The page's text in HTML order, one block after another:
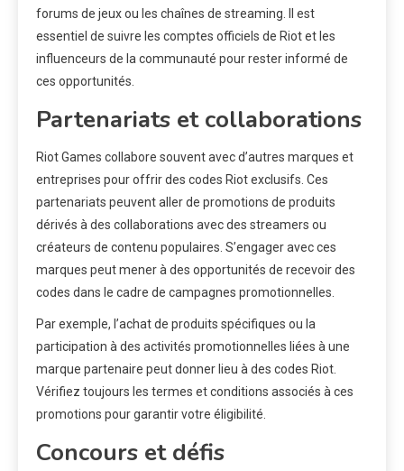
forums de jeux ou les chaînes de streaming. Il est
essentiel de suivre les comptes officiels de Riot et les
influenceurs de la communauté pour rester informé de
ces opportunités.
Partenariats et collaborations
Riot Games collabore souvent avec d’autres marques et
entreprises pour offrir des codes Riot exclusifs. Ces
partenariats peuvent aller de promotions de produits
dérivés à des collaborations avec des streamers ou
créateurs de contenu populaires. S’engager avec ces
marques peut mener à des opportunités de recevoir des
codes dans le cadre de campagnes promotionnelles.
Par exemple, l’achat de produits spécifiques ou la
participation à des activités promotionnelles liées à une
marque partenaire peut donner lieu à des codes Riot.
Vérifiez toujours les termes et conditions associés à ces
promotions pour garantir votre éligibilité.
Concours et défis